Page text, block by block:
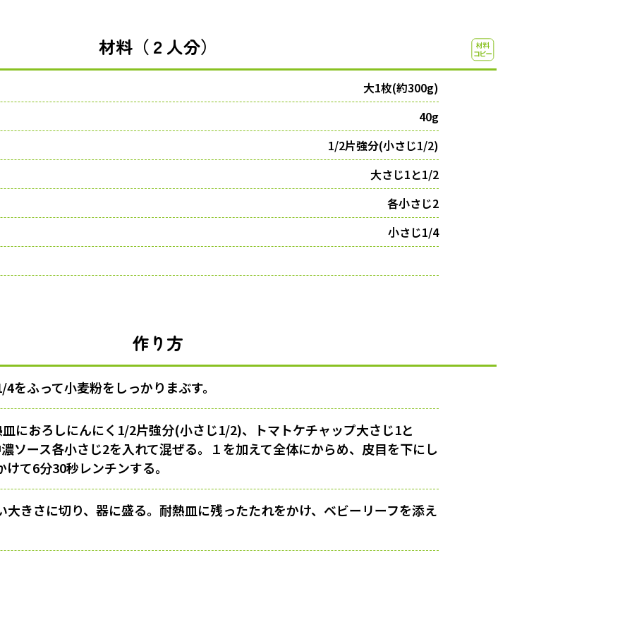
材料（２人分）
大1枚(約300g)
40g
1/2片強分(小さじ1/2)
大さじ1と1/2
各小さじ2
小さじ1/4
作り方
をふって小麦粉をしっかりまぶす。
におろしにんにく1/2片強分(小さじ1/2)、トマトケチャップ大さじ1と
ソース各小さじ2を入れて混ぜる。１を加えて全体にからめ、皮目を下にし
て6分30秒レンチンする。
大きさに切り、器に盛る。耐熱皿に残ったたれをかけ、ベビーリーフを添え